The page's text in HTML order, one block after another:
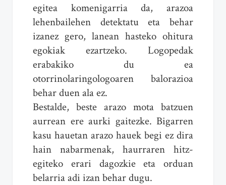
egitea komenigarria da, arazoa
lehenbailehen detektatu eta behar
izanez gero, lanean hasteko ohitura
egokiak ezartzeko. Logopedak
erabakiko du ea
otorrinolaringologoaren balorazioa
behar duen ala ez.
Bestalde, beste arazo mota batzuen
aurrean ere aurki gaitezke. Bigarren
kasu hauetan arazo hauek begi ez dira
hain nabarmenak, haurraren hitz-
egiteko erari dagozkie eta orduan
belarria adi izan behar dugu.